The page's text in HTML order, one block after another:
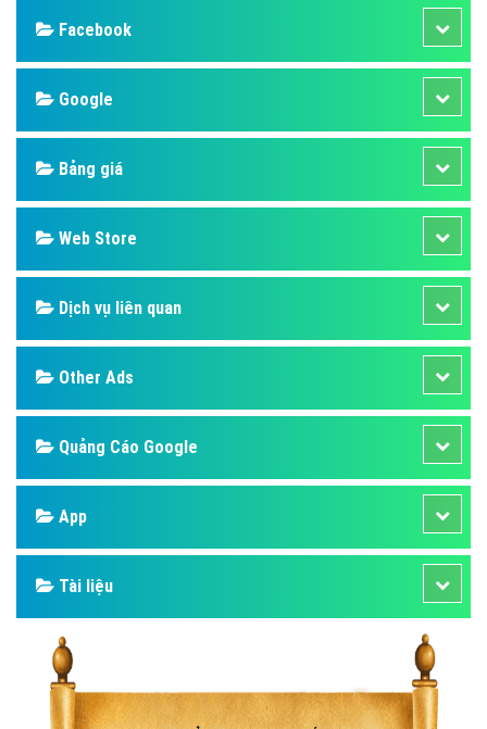
Facebook
Google
Bảng giá
Web Store
Dịch vụ liên quan
Other Ads
Quảng Cáo Google
App
Tài liệu